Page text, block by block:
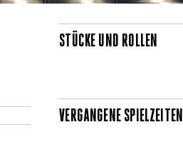
STÜCKE UND ROLLEN
VERGANGENE SPIELZEITEN